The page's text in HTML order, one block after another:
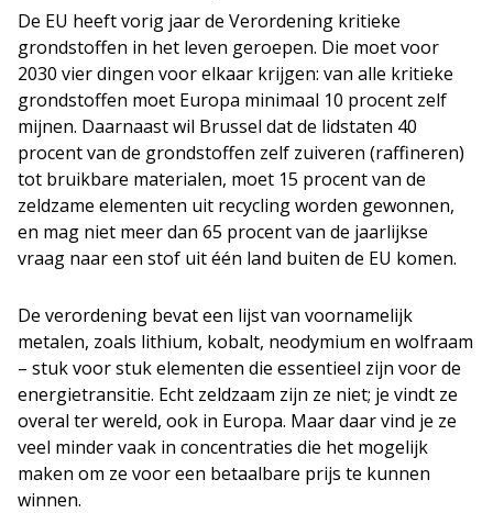
De EU heeft vorig jaar de Verordening kritieke
grondstoffen in het leven geroepen. Die moet voor
2030 vier dingen voor elkaar krijgen: van alle kritieke
grondstoffen moet Europa minimaal 10 procent zelf
mijnen. Daarnaast wil Brussel dat de lidstaten 40
procent van de grondstoffen zelf zuiveren (raffineren)
tot bruikbare materialen, moet 15 procent van de
zeldzame elementen uit recycling worden gewonnen,
en mag niet meer dan 65 procent van de jaarlijkse
vraag naar een stof uit één land buiten de EU komen.
De verordening bevat een lijst van voornamelijk
metalen, zoals lithium, kobalt, neodymium en wolfraam
– stuk voor stuk elementen die essentieel zijn voor de
energietransitie. Echt zeldzaam zijn ze niet; je vindt ze
overal ter wereld, ook in Europa. Maar daar vind je ze
veel minder vaak in concentraties die het mogelijk
maken om ze voor een betaalbare prijs te kunnen
winnen.